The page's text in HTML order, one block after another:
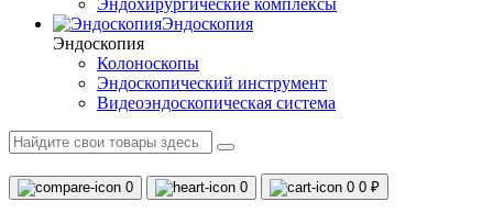
Эндохирургические комплексы
Эндоскопия
Эндоскопия
Колоноскопы
Эндоскопический инструмент
Видеоэндоскопическая система
0 0 0 0 ₽